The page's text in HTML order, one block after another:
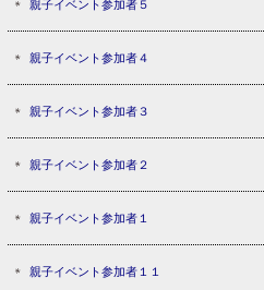
親子イベント参加者５
親子イベント参加者４
親子イベント参加者３
親子イベント参加者２
親子イベント参加者１
親子イベント参加者１１